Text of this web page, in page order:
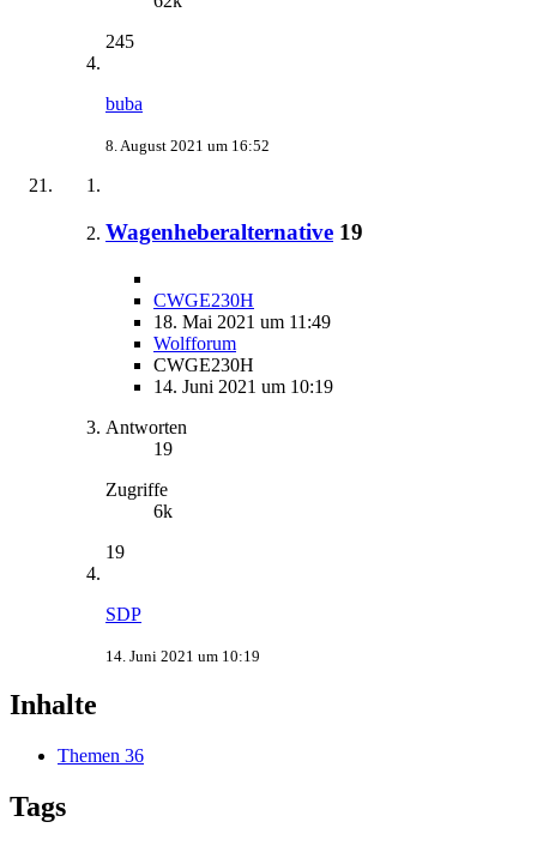
245
buba
8. August 2021 um 16:52
Wagenheberalternative 19
CWGE230H
18. Mai 2021 um 11:49
Wolfforum
CWGE230H
14. Juni 2021 um 10:19
Antworten
19
Zugriffe
6k
19
SDP
14. Juni 2021 um 10:19
Inhalte
Themen 36
Tags